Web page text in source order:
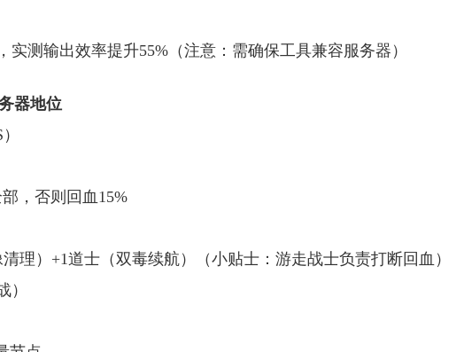
测输出效率提升55%（注意：需确保工具兼容服务器）
器地位
，否则回血15%
理）+1道士（双毒续航）（小贴士：游走战士负责打断回血）
）